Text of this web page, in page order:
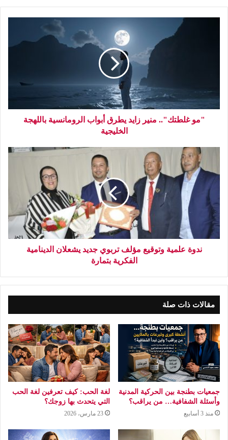
"مو غلطتك".. منير زايد يطرق أبواب الرومانسية باللهجة
الخليجية
ندوة علمية وتوقيع مؤلف تربوي جديد يشعلان الدينامية
الفكرية بتمارة
مقالات ذات صلة
جمعيات بطنجة بين الحركية المدنية
وأسئلة الشفافية… من يراقب؟
منذ 3 أسابيع
لغة الحب: كيف تعرفين لغة الحب
التي يتحدث بها زوجك؟
23 مارس، 2026